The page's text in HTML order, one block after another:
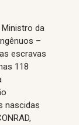
da
–
escravas
118
nascidas